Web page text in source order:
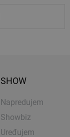
SHOW
Napredujem
Showbiz
Uređujem